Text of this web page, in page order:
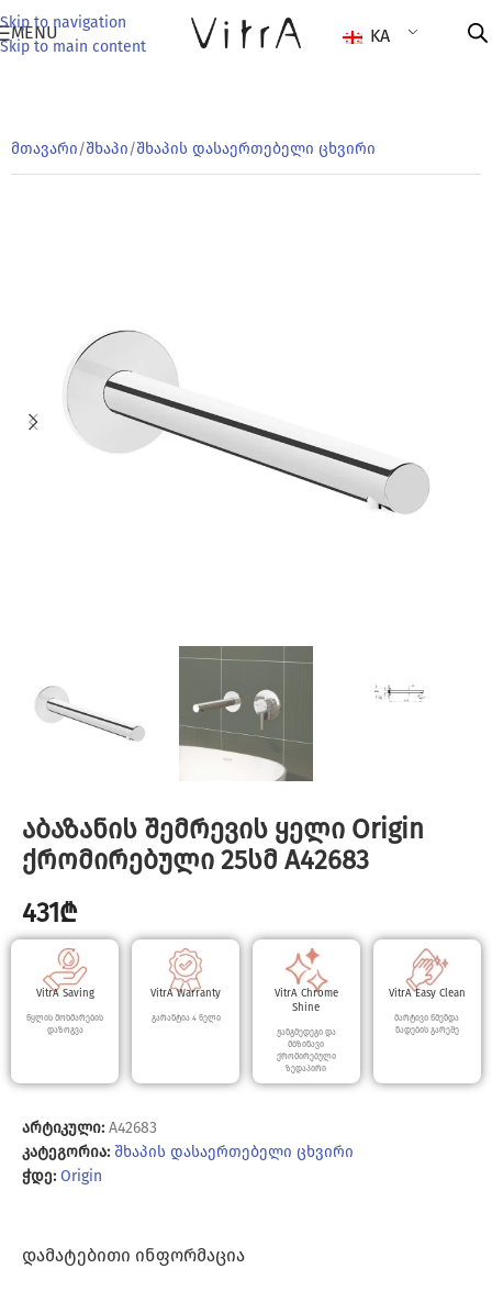
Skip to navigation
Skip to main content
MENU KA
მთავარი/შხაპი/შხაპის დასაერთებელი ცხვირი
აბაზანის შემრევის ყელი Origin
ქრომირებული 25სმ A42683
431₾
VitrA Saving
წყლის მოხმარების
დაზოგვა
VitrA Warranty
გარანტია 4 წელი
VitrA Chrome
Shine
ჟანგმედეგი და
მბზინავი
ქრომირებული
ზედაპირი
VitrA Easy Clean
მარტივი წმენდა
ნადების გარეშე
არტიკული: A42683
კატეგორია: შხაპის დასაერთებელი ცხვირი
ჭდე: Origin
ᲓᲐᲛᲐᲢᲔᲑᲘᲗᲘ ᲘᲜᲤᲝᲠᲛᲐᲪᲘᲐ